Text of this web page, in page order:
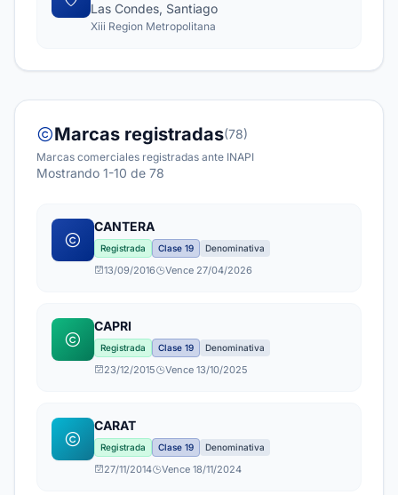
Las Condes, Santiago
Xiii Region Metropolitana
Marcas registradas(78)
Marcas comerciales registradas ante INAPI
Mostrando 1-10 de 78
CANTERA
Registrada Clase 19 Denominativa
13/09/2016 Vence 27/04/2026
CAPRI
Registrada Clase 19 Denominativa
23/12/2015 Vence 13/10/2025
CARAT
Registrada Clase 19 Denominativa
27/11/2014 Vence 18/11/2024